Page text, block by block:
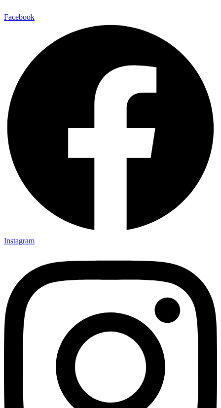
Facebook
Instagram